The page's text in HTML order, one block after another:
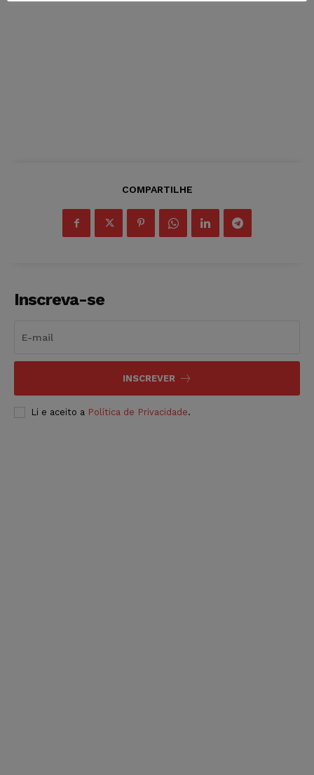
COMPARTILHE
Inscreva-se
INSCREVER
Li e aceito a Política de Privacidade.